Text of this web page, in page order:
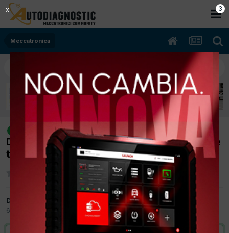
Meccatronica
[octavia 02/2008 1900cc BJB 77Kw
Diesel] non funzionano più gli spruzza vetri e
tergilunotto poster
Da panybastia
6 Aprile 2012
Meccatronica
2
X